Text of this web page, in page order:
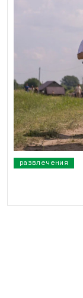
развлечения